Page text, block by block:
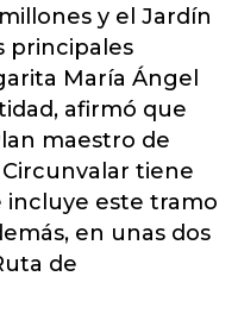
y el Jardín
principales
María Ángel
afirmó que
maestro de
tiene
incluye este tramo
en unas dos
de